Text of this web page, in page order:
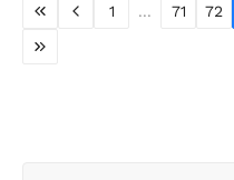
1 ... 71 72